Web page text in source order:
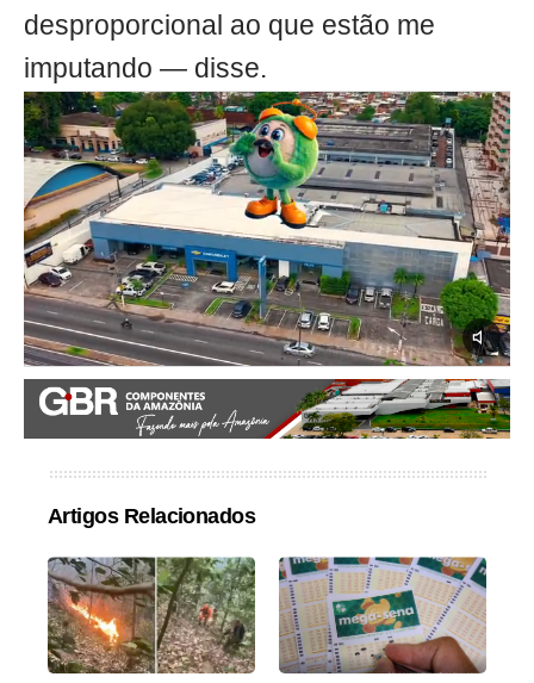
desproporcional ao que estão me
imputando — disse.
Artigos Relacionados